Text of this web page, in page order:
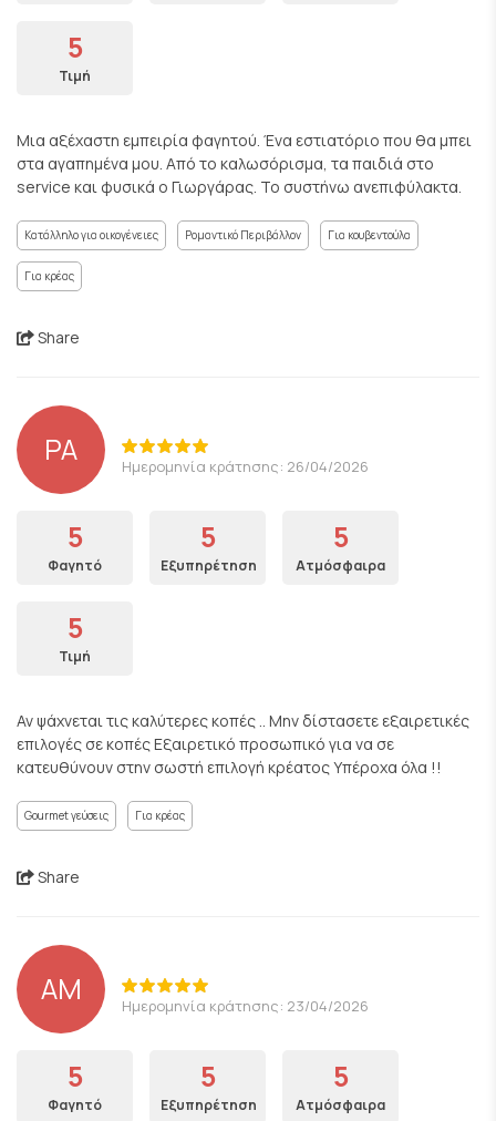
5
Τιμή
Μια αξέχαστη εμπειρία φαγητού. Ένα εστιατόριο που θα μπει
στα αγαπημένα μου. Από το καλωσόρισμα, τα παιδιά στο
service και φυσικά ο Γιωργάρας. Το συστήνω ανεπιφύλακτα.
Κατάλληλο για οικογένειες Ρομαντικό Περιβάλλον Για κουβεντούλα
Για κρέας
Share
PA Ημερομηνία κράτησης: 26/04/2026
5
Φαγητό
5
Εξυπηρέτηση
5
Ατμόσφαιρα
5
Τιμή
Αν ψάχνεται τις καλύτερες κοπές .. Μην δίστασετε εξαιρετικές
επιλογές σε κοπές Εξαιρετικό προσωπικό για να σε
κατευθύνουν στην σωστή επιλογή κρέατος Υπέροχα όλα !!
Gourmet γεύσεις Για κρέας
Share
AM Ημερομηνία κράτησης: 23/04/2026
5
Φαγητό
5
Εξυπηρέτηση
5
Ατμόσφαιρα